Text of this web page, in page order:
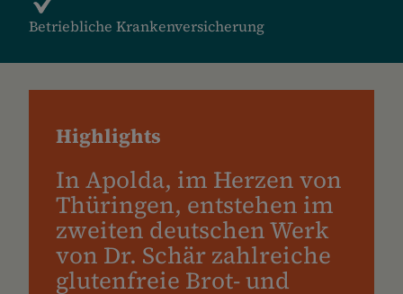
Betriebliche Krankenversicherung
Highlights
In Apolda, im Herzen von
Thüringen, entstehen im
zweiten deutschen Werk
von Dr. Schär zahlreiche
glutenfreie Brot- und